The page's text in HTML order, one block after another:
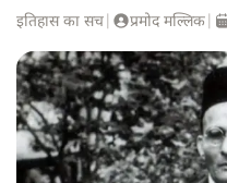
इतिहास का सच प्रमोद मल्लिक